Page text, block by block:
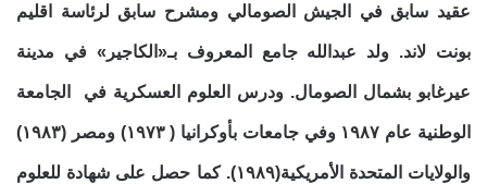
عقيد سابق في الجيش الصومالي ومشرح سابق لرئاسة اقليم
بونت لاند. ولد عبدالله جامع المعروف بـ«الكاجير» في مدينة
عيرغابو بشمال الصومال. ودرس العلوم العسكرية في الجامعة
الوطنية عام ١٩٨٧ وفي جامعات بأوكرانيا ( ١٩٧٣) ومصر (١٩٨٣)
والولايات المتحدة الأمريكية(١٩٨٩). كما حصل على شهادة للعلوم